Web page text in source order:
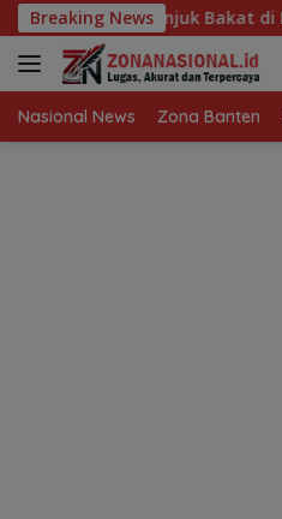
Langsung
ke
konten
Breaking News
Bakat di Lomba Renang
Nasional News Zona Banten